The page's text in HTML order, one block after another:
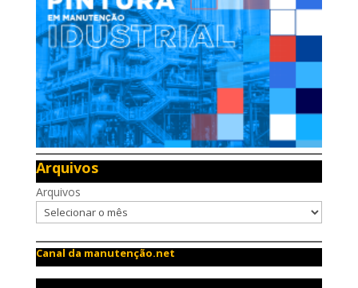
Arquivos
Arquivos
Canal da manutenção.net